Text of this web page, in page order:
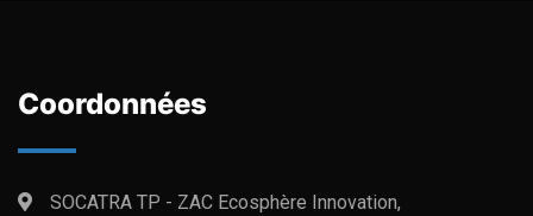
Coordonnées
SOCATRA TP - ZAC Ecosphère Innovation,